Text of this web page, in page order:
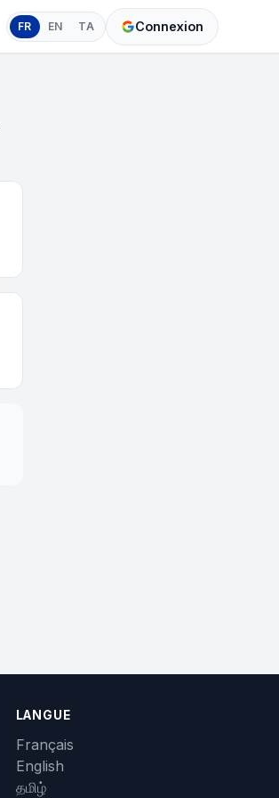
FR EN TA Connexion
LANGUE
Français
English
தமிழ்